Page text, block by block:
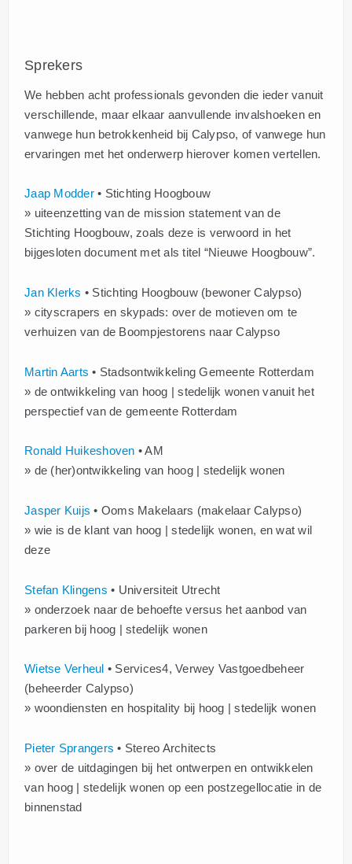
Sprekers
We hebben acht professionals gevonden die ieder vanuit
verschillende, maar elkaar aanvullende invalshoeken en
vanwege hun betrokkenheid bij Calypso, of vanwege hun
ervaringen met het onderwerp hierover komen vertellen.
Jaap Modder• Stichting Hoogbouw
» uiteenzetting van de mission statement van de
Stichting Hoogbouw, zoals deze is verwoord in het
bijgesloten document met als titel “Nieuwe Hoogbouw”.
Jan Klerks • Stichting Hoogbouw (bewoner Calypso)
» cityscrapers en skypads: over de motieven om te
verhuizen van de Boompjestorens naar Calypso
Martin Aarts • Stadsontwikkeling Gemeente Rotterdam
» de ontwikkeling van hoog | stedelijk wonen vanuit het
perspectief van de gemeente Rotterdam
Ronald Huikeshoven • AM
» de (her)ontwikkeling van hoog | stedelijk wonen
Jasper Kuijs • Ooms Makelaars (makelaar Calypso)
» wie is de klant van hoog | stedelijk wonen, en wat wil
deze
Stefan Klingens • Universiteit Utrecht
» onderzoek naar de behoefte versus het aanbod van
parkeren bij hoog | stedelijk wonen
Wietse Verheul • Services4, Verwey Vastgoedbeheer
(beheerder Calypso)
» woondiensten en hospitality bij hoog | stedelijk wonen
Pieter Sprangers • Stereo Architects
» over de uitdagingen bij het ontwerpen en ontwikkelen
van hoog | stedelijk wonen op een postzegellocatie in de
binnenstad